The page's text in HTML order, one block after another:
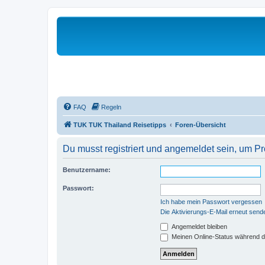
FAQ Regeln
TUK TUK Thailand Reisetipps Foren-Übersicht
Du musst registriert und angemeldet sein, um
Benutzername:
Passwort:
Ich habe mein Passwort vergessen
Die Aktivierungs-E-Mail erneut
Angemeldet bleiben
Meinen Online-Status während